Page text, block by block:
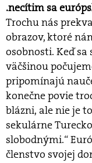
.necítim sa
Trochu nás
obrazov, ktoré
osobnosti. Keď
väčšinou
pripomínajú
konečne povie
blázni, ale nie je
sekulárne
slobodnými.“
členstvo svojej